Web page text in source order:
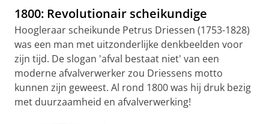
1800: Revolutionair scheikundige
Hoogleraar scheikunde Petrus Driessen (1753-1828)
was een man met uitzonderlijke denkbeelden voor
zijn tijd. De slogan 'afval bestaat niet' van een
moderne afvalverwerker zou Driessens motto
kunnen zijn geweest. Al rond 1800 was hij druk bezig
met duurzaamheid en afvalverwerking!